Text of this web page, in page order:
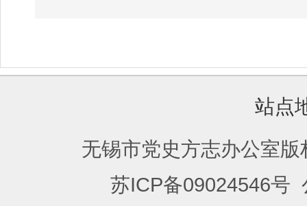
站点
无锡市党史方志办公室
苏ICP备09024546号